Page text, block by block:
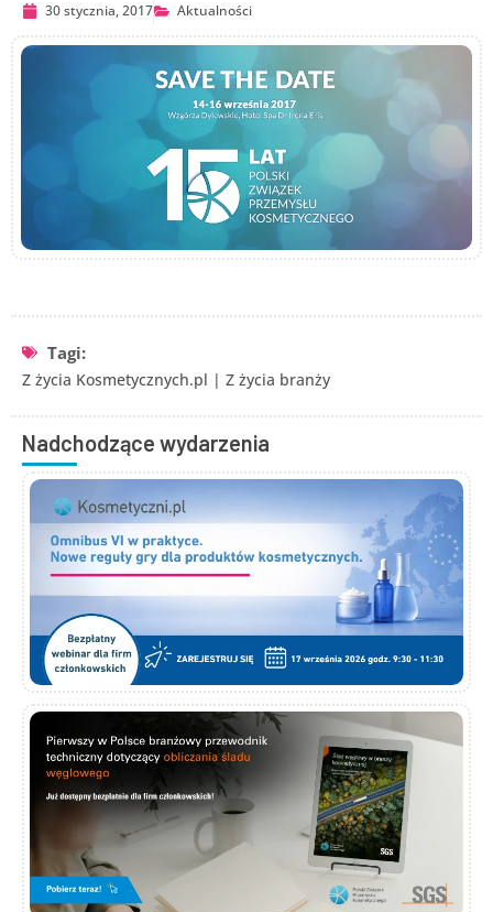
30 stycznia, 2017 Aktualności
Tagi:
Z życia Kosmetycznych.pl | Z życia branży
Nadchodzące wydarzenia